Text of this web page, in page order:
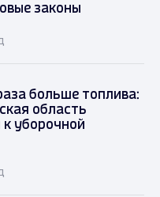
законы
больше топлива:
область
к уборочной